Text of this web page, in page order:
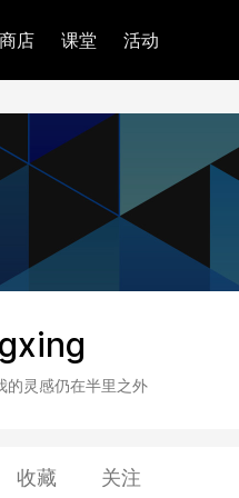
店 课堂 活动
的灵感仍在半里之外
收藏 关注